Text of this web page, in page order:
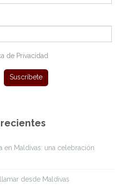
de Privacidad
en Maldivas: una celebración
desde Maldivas